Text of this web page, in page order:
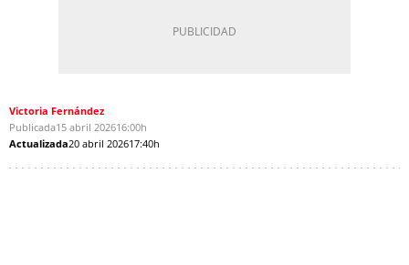
Victoria Fernández
Publicada15 abril 202616:00h
Actualizada20 abril 202617:40h